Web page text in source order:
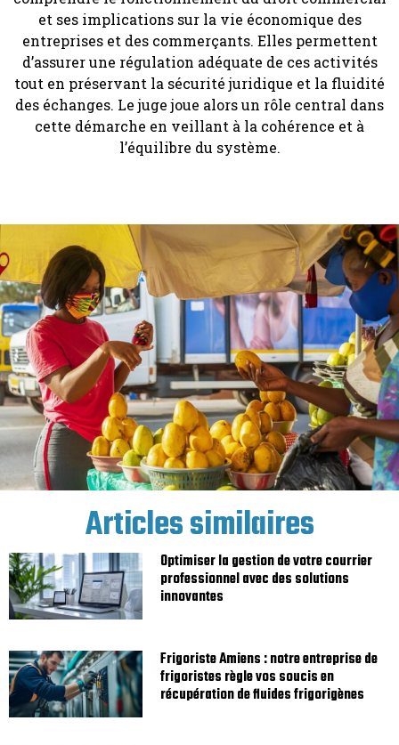
et ses implications sur la vie économique des
entreprises et des commerçants. Elles permettent
d’assurer une régulation adéquate de ces activités
tout en préservant la sécurité juridique et la fluidité
des échanges. Le juge joue alors un rôle central dans
cette démarche en veillant à la cohérence et à
l’équilibre du système.
Articles similaires
Optimiser la gestion de votre courrier
professionnel avec des solutions
innovantes
Frigoriste Amiens : notre entreprise de
frigoristes règle vos soucis en
récupération de fluides frigorigènes